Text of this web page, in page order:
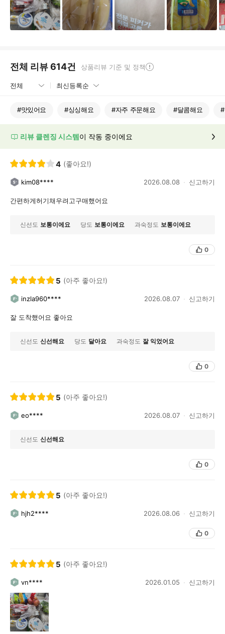
전체 리뷰614건 상품리뷰 기준 및 정책
#맛있어요 #싱싱해요 #자주 주문해요 #달콤해요 #
리뷰 클렌징 시스템이 작동 중이에요
4 (좋아요!)
kim08**** 2026.08.08 신고하기
간편하게허기채우려고구매했어요
신선도 보통이에요 당도 보통이에요 과숙정도 보통이에요
0
5 (아주 좋아요!)
inzla960**** 2026.08.07 신고하기
잘 도착했어요 좋아요
신선도 신선해요 당도 달아요 과숙정도 잘 익었어요
0
5 (아주 좋아요!)
eo**** 2026.08.07 신고하기
신선도 신선해요
0
5 (아주 좋아요!)
hjh2**** 2026.08.06 신고하기
0
5 (아주 좋아요!)
vn**** 2026.01.05 신고하기